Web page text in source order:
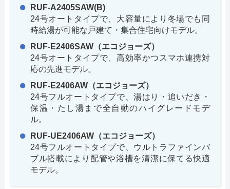
RUF-A2405SAW(B)
24号オートタイプで、大容量により冬場でも同
時給湯が可能な戸建て・集合住宅向けモデル。
RUF-E2406SAW（エコジョーズ）
24号オートタイプで、高効率かつスマホ連携対
応の先進モデル。
RUF-E2406AW（エコジョーズ）
24号フルオートタイプで、湯はり・追いだき・
保温・たし湯まで全自動のハイグレードモデ
ル。
RUF-UE2406AW（エコジョーズ）
24号フルオートタイプで、ウルトラファインバ
ブル搭載により配管や浴槽を清潔に保てる快適
モデル。